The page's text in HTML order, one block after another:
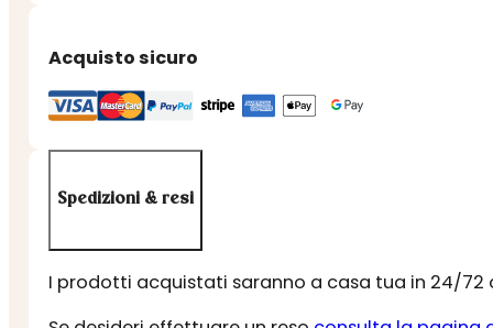
Acquisto sicuro
Spedizioni & resi
I prodotti acquistati saranno a casa tua in 24/72